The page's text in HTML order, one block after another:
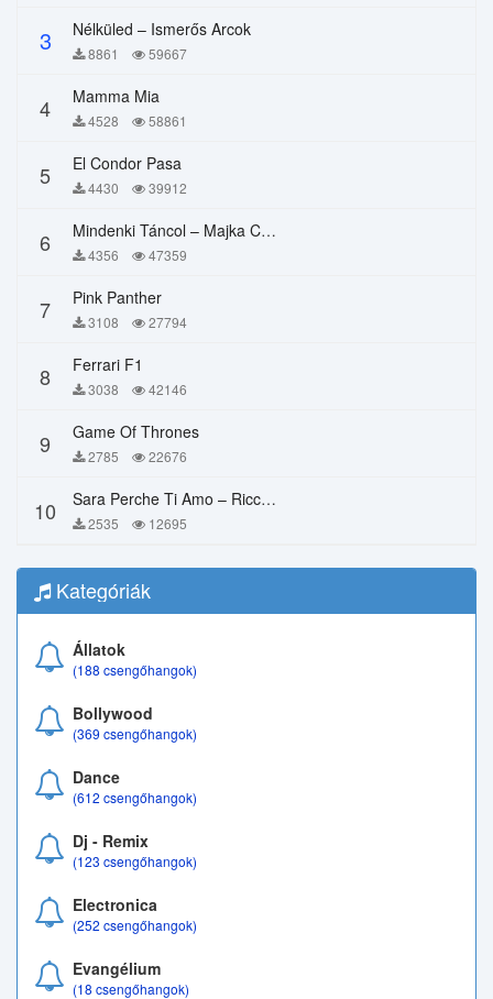
3 Nélküled – Ismerős Arcok
8861 59667
4 Mamma Mia
4528 58861
5 El Condor Pasa
4430 39912
6 Mindenki Táncol – Majka Curtis, Péter Majoros
4356 47359
7 Pink Panther
3108 27794
8 Ferrari F1
3038 42146
9 Game Of Thrones
2785 22676
10 Sara Perche Ti Amo – Ricchi E Poveri
2535 12695
Kategóriák
Állatok
(188 csengőhangok)
Bollywood
(369 csengőhangok)
Dance
(612 csengőhangok)
Dj - Remix
(123 csengőhangok)
Electronica
(252 csengőhangok)
Evangélium
(18 csengőhangok)